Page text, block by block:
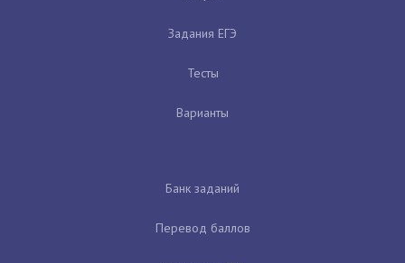
Задания ЕГЭ
Тесты
Варианты
Банк заданий
Перевод баллов